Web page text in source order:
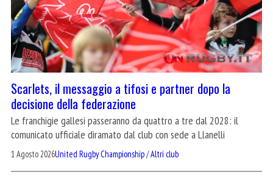
Scarlets, il messaggio a tifosi e partner dopo la
decisione della federazione
Le franchigie gallesi passeranno da quattro a tre dal 2028: il
comunicato ufficiale diramato dal club con sede a Llanelli
1 Agosto 2026United Rugby Championship/Altri club